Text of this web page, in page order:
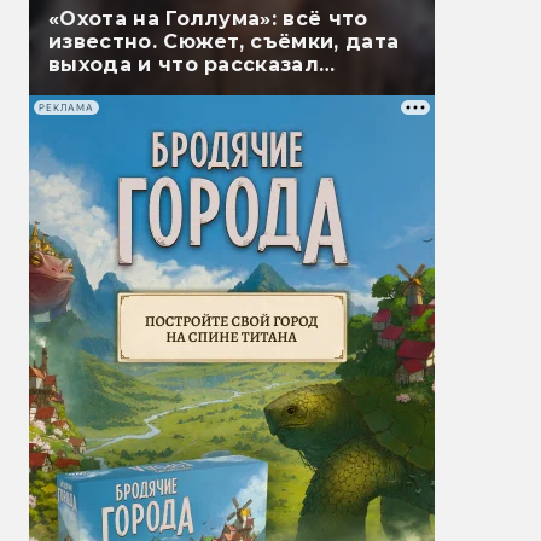
«Охота на Голлума»: всё что
известно. Сюжет, съёмки, дата
выхода и что рассказал
РЕКЛАМА